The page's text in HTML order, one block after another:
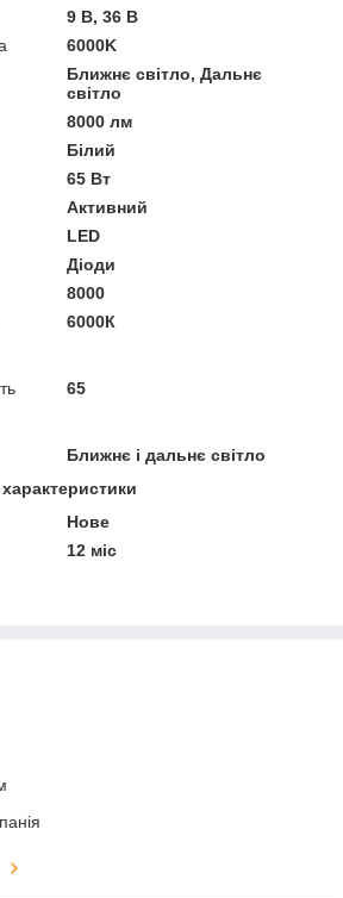
9 В, 36 В
6000K
Ближнє світло, Дальнє
світло
8000 лм
Білий
65 Вт
Активний
LED
Діоди
8000
6000К
65
Ближнє і дальнє світло
Нове
12 міс